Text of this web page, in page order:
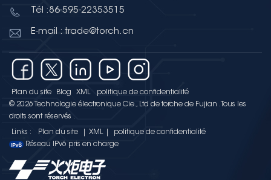
Tél :86-595-22353515
E-mail : trade@torch.cn
Plan du site Blog XML
politique de confidentialité
© 2026 Technologie électronique Cie., Ltd de torche de Fujian .Tous les
droits sont réservés .
Links : Plan du site XML
politique de confidentialité
Réseau IPv6 pris en charge